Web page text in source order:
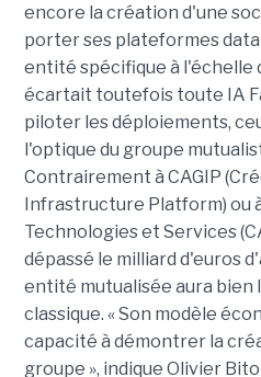
encore la création d'une
porter ses plateformes data
entité spécifique à l'échelle
écartait toutefois toute IA
piloter les déploiements,
l'optique du groupe
Contrairement à CAGIP
Infrastructure Platform) ou
Technologies et Services
dépassé le milliard d'euros
entité mutualisée aura bien
classique. « Son modèle
capacité à démontrer la
groupe », indique Olivier